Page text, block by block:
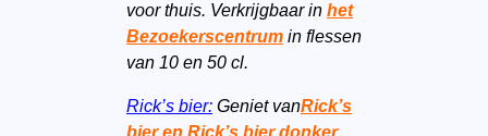
voor thuis. Verkrijgbaar in het
Bezoekerscentrumin flessen
van 10 en 50 cl.
Rick’s bier:Geniet vanRick’s
bier en Rick’s bier donker,